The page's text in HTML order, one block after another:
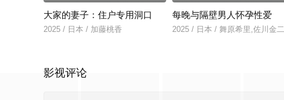
大家的妻子：住户专用洞口
2025 / 日本 / 加藤桃香
每晚与隔壁男人怀孕性爱
2025 / 日本 / 舞原希里,佐川金二
影视评论